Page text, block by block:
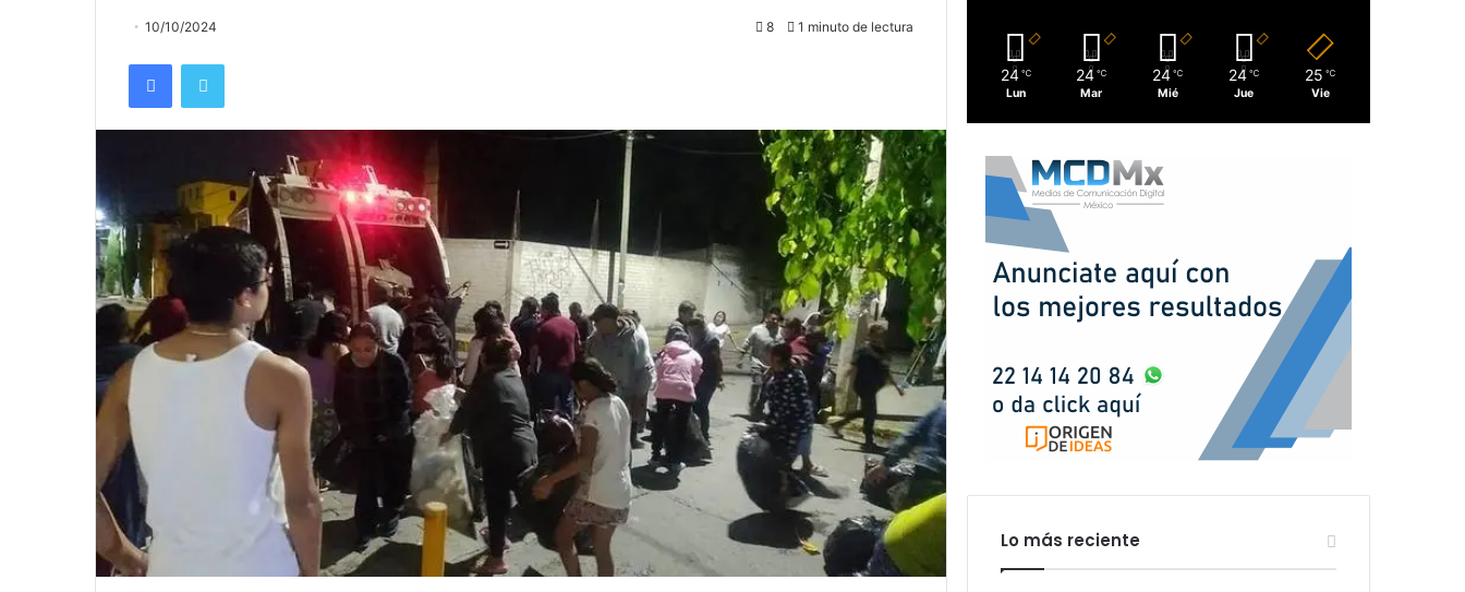
10/10/2024 8 1 minuto de lectura
FacebookTwitter
24 ℃
Lun
24 ℃
Mar
24 ℃
Mié
24 ℃
Jue
25 ℃
Vie
Lo más reciente